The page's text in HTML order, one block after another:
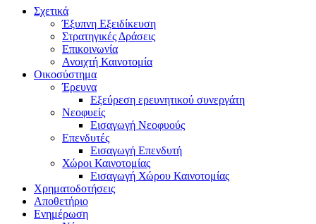
Σχετικά
Έξυπνη Εξειδίκευση
Στρατηγικές Δράσεις
Επικοινωνία
Ανοιχτή Καινοτομία
Οικοσύστημα
Έρευνα
Εξεύρεση ερευνητικού συνεργάτη
Νεοφυείς
Εισαγωγή Νεοφυούς
Επενδυτές
Εισαγωγή Επενδυτή
Χώροι Καινοτομίας
Εισαγωγή Χώρου Καινοτομίας
Χρηματοδοτήσεις
Αποθετήριο
Ενημέρωση